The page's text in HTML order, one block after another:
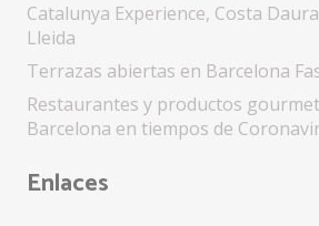
Catalunya Experience, Costa
Lleida
Terrazas abiertas en Barcelona
Restaurantes y productos
Barcelona en tiempos de
Enlaces